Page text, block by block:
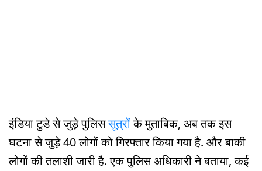
इंडिया टुडे से जुड़े पुलिससूत्रोंके मुताबिक, अब तक इस
घटना से जुड़े 40 लोगों को गिरफ्तार किया गया है. और बाकी
लोगों की तलाशी जारी है. एक पुलिस अधिकारी ने बताया, कई